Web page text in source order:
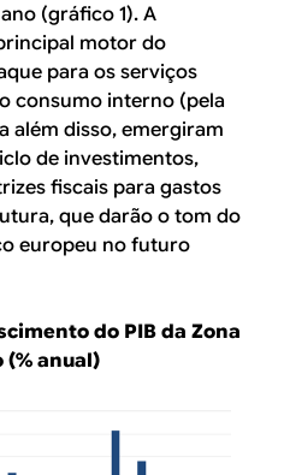
(gráfico 1). A
motor do
para os serviços
consumo interno (pela
além disso, emergiram
de investimentos,
fiscais para gastos
que darão o tom do
europeu no futuro
do PIB da Zona
(% anual)